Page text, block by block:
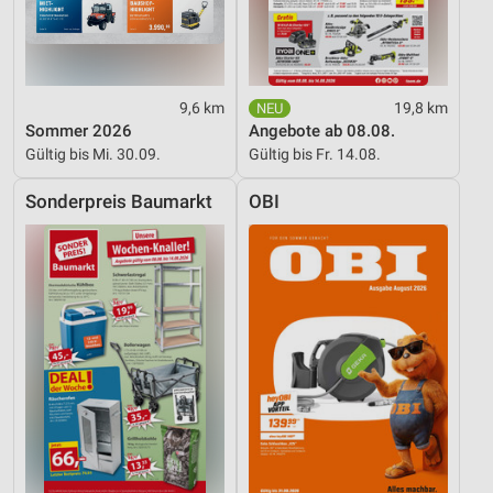
9,6 km
Sommer 2026
Gültig bis Mi. 30.09.
19,8 km
Angebote ab 08.08.
Gültig bis Fr. 14.08.
Sonderpreis Baumarkt OBI
Verwendung reduzierter Daten zur Auswahl von
Inhalten
Verwendung genauer Standortdaten
Geräte anhand von aktiv angeforderten
Nicht-IAB-Verarbeitungszwecke:
Notwendig
Performance
Funktional
Werbung